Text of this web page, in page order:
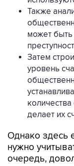
Также
может быть
Затем
уровень
делает их
Однако здесь
нужно
очередь,